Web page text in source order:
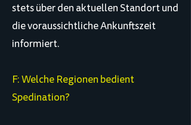
stets über den aktuellen Standort und
die voraussichtliche Ankunftszeit
informiert.
F: Welche Regionen bedient
Spedination?